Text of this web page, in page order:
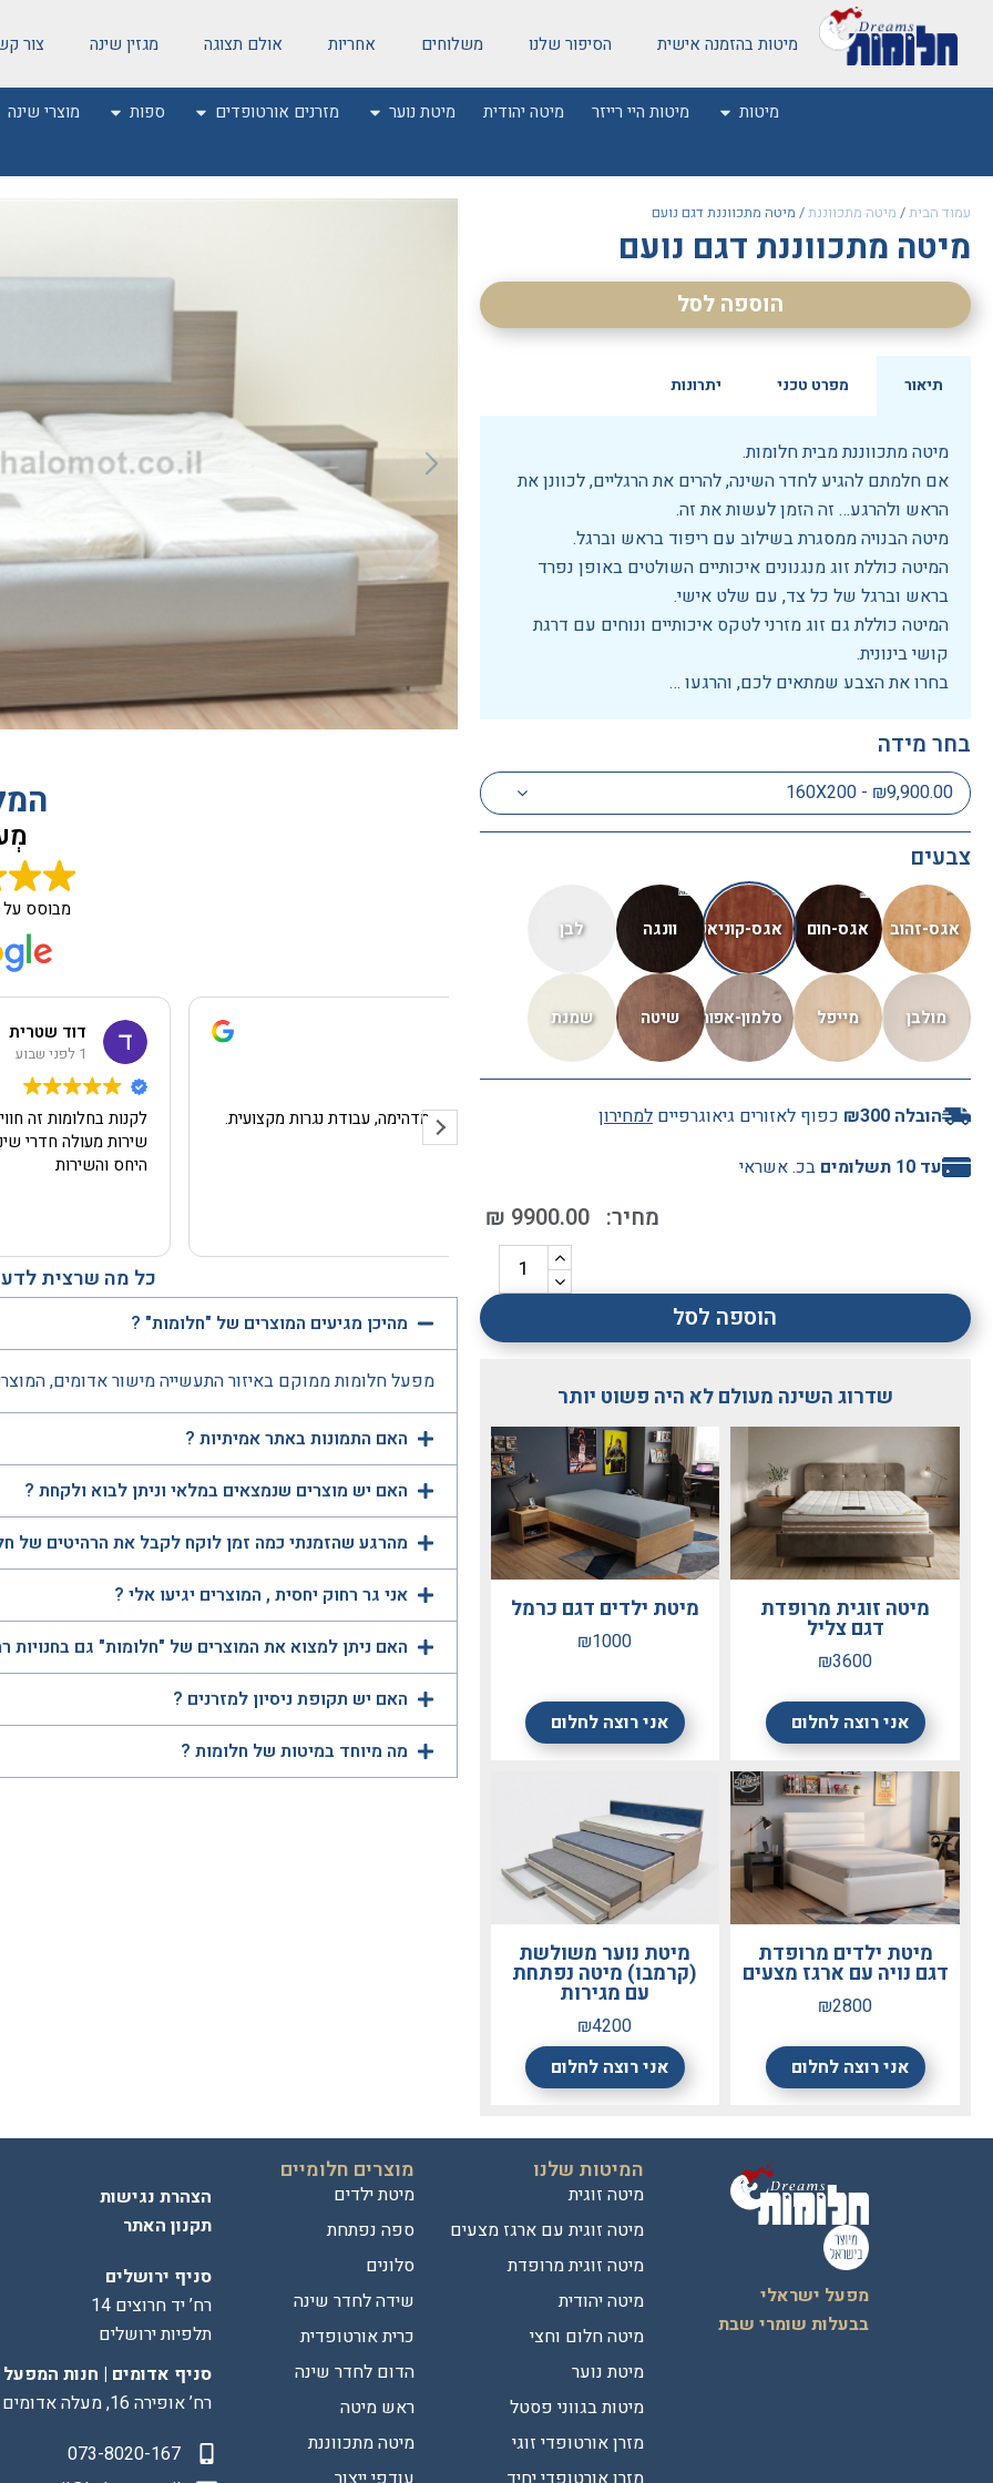
מיטות בהזמנה אישית הסיפור שלנו משלוחים אחריות אולם תצוגה מגזין שינה צור
מיטות מיטות היי רייזר מיטה יהודית מיטת נוער מזרנים אורטופדים ספות מוצרי שינה
עמוד הבית/ מיטה מתכווננת/ מיטה מתכווננת דגם נועם
מיטה מתכווננת דגם נועם
הוספה לסל
תיאור מפרט טכני יתרונות
מיטה מתכווננת מבית חלומות.
אם חלמתם להגיע לחדר השינה, להרים את הרגליים, לכוונן את
הראש ולהרגע… זה הזמן לעשות את זה.
מיטה הבנויה ממסגרת בשילוב עם ריפוד בראש וברגל.
המיטה כוללת זוג מנגנונים איכותיים השולטים באופן נפרד
בראש וברגל של כל צד, עם שלט אישי.
המיטה כוללת גם זוג מזרני לטקס איכותיים ונוחים עם דרגת
קושי בינונית.
בחרו את הצבע שמתאים לכם, והרגעו …
בחר מידה
160X200 - ₪9,900.00
צבעים
הובלה ₪300 כפוף לאזורים גיאוגרפיים למחירון
עד 10 תשלומים
בכ. אשראי
₪ 9900.00
הוספה לסל
שדרוג השינה מעולם לא היה פשוט יותר
מיטה זוגית מרופדת
דגם צליל
₪3600
אני רוצה לחלום
מיטת ילדים דגם כרמל
₪1000
אני רוצה לחלום
מיטת ילדים מרופדת
דגם נויה עם ארגז מצעים
₪2800
אני רוצה לחלום
מיטת נוער משולשת
(קרמבו) מיטה נפתחת
עם מגירות
₪4200
אני רוצה לחלום
מבוסס על
לקנות בחלומות זה חווית קניה יחס אדיב
שירות מעולה חדרי שינה ןמזרנים ברמה הכי גבוה תודה על
Paz
4 לפני ימים
שירות מעל המצופה, מיטה מדהימה, עבודת נגרות מקצועית.
כל מה שרצית
מהיכן מגיעים המוצרים של "חלומות" ?
מפעל חלומות ממוקם באיזור התעשייה מישור אדומים,
האם התמונות באתר אמיתיות ?
האם יש מוצרים שנמצאים במלאי וניתן לבוא ולקחת ?
מהרגע שהזמנתי כמה זמן לוקח לקבל את הרהיטים של
אני גר רחוק יחסית , המוצרים יגיעו אלי ?
האם ניתן למצוא את המוצרים של "חלומות" גם בחנויות
האם יש תקופת ניסיון למזרנים ?
מה מיוחד במיטות של חלומות ?
מפעל ישראלי
בבעלות שומרי שבת
המיטות שלנו
מיטה זוגית
מיטה זוגית עם ארגז מצעים
מיטה זוגית מרופדת
מיטה יהודית
מיטה חלום וחצי
מיטת נוער
מיטות בגווני פסטל
מזרן אורטופדי זוגי
מוצרים חלומיים
מיטת ילדים
ספה נפתחת
סלונים
שידה לחדר שינה
כרית אורטופדית
הדום לחדר שינה
ראש מיטה
מיטה מתכווננת
הצהרת נגישות
תקנון האתר
סניף ירושלים
רח’ יד חרוצים 14
תלפיות ירושלים
סניף אדומים | חנות המפעל
רח’ אופירה 16, מעלה אדומים
073-8020-167